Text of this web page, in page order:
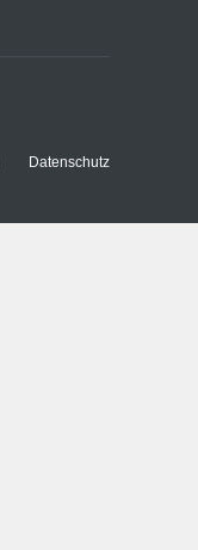
Datenschutz